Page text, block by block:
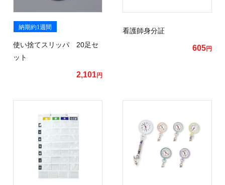
納期約1週間
使い捨てスリッパ 20足セ
ット
2,101円
看護師身分証
605円